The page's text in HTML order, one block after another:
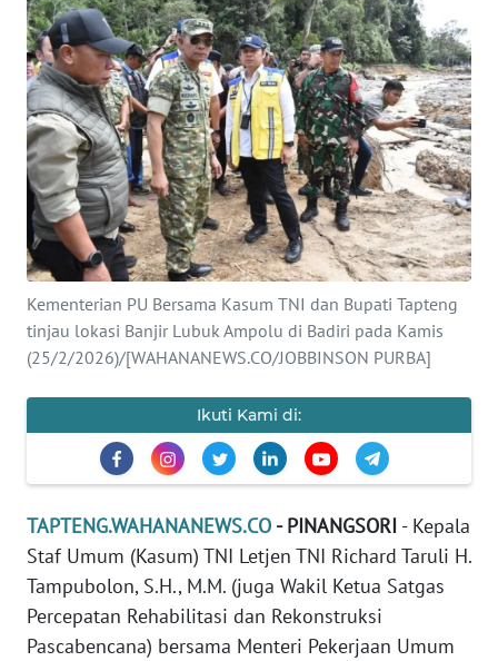
Kementerian PU Bersama Kasum TNI dan Bupati Tapteng
tinjau lokasi Banjir Lubuk Ampolu di Badiri pada Kamis
(25/2/2026)/[WAHANANEWS.CO/JOBBINSON PURBA]
Ikuti Kami di:
TAPTENG.WAHANANEWS.CO - PINANGSORI - Kepala
Staf Umum (Kasum) TNI Letjen TNI Richard Taruli H.
Tampubolon, S.H., M.M. (juga Wakil Ketua Satgas
Percepatan Rehabilitasi dan Rekonstruksi
Pascabencana) bersama Menteri Pekerjaan Umum
Informasi
INDEKS
BERITA
KONTAK
KAMI
INFO
IKLAN
TENTANG
KAMI
MEDIA
REDAKSI
KARIR
DISCLAIMER